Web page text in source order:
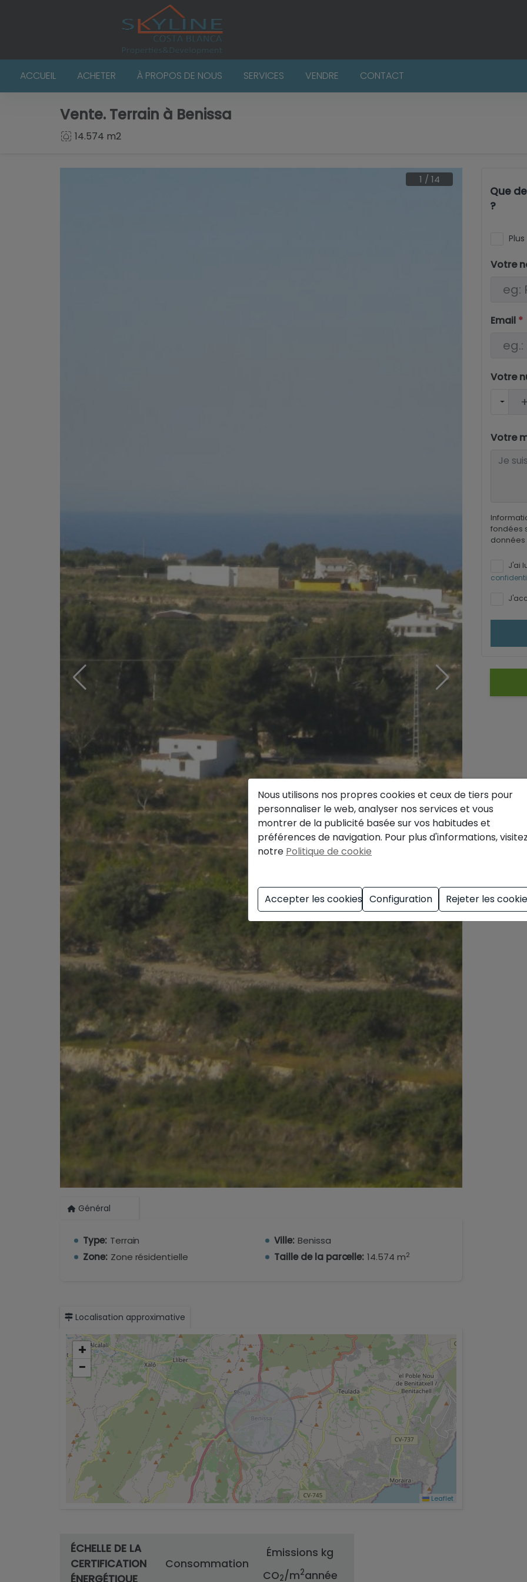
ACCUEIL ACHETER À PROPOS DE NOUS SERVICES VENDRE CONTACT
Vente. Terrain à Benissa
14.574 m2
1 / 14
Général
Type: Terrain Ville: Benissa
Zone: Zone résidentielle Taille de la parcelle: 14.574 m2
Localisation approximative
+
−
Leaflet
ÉCHELLE DE LA
CERTIFICATION
Consommation
Émissions kg
CO2/m2année
Que
?
Votre
Email *
Votre
Votre
fondées
données
J'ai
Nous utilisons nos propres cookies et ceux de tiers pour
personnaliser le web, analyser nos services et vous
montrer de la publicité basée sur vos habitudes et
préférences de navigation. Pour plus d'informations,
notre Politique de cookie
Accepter les cookies Configuration Rejeter les